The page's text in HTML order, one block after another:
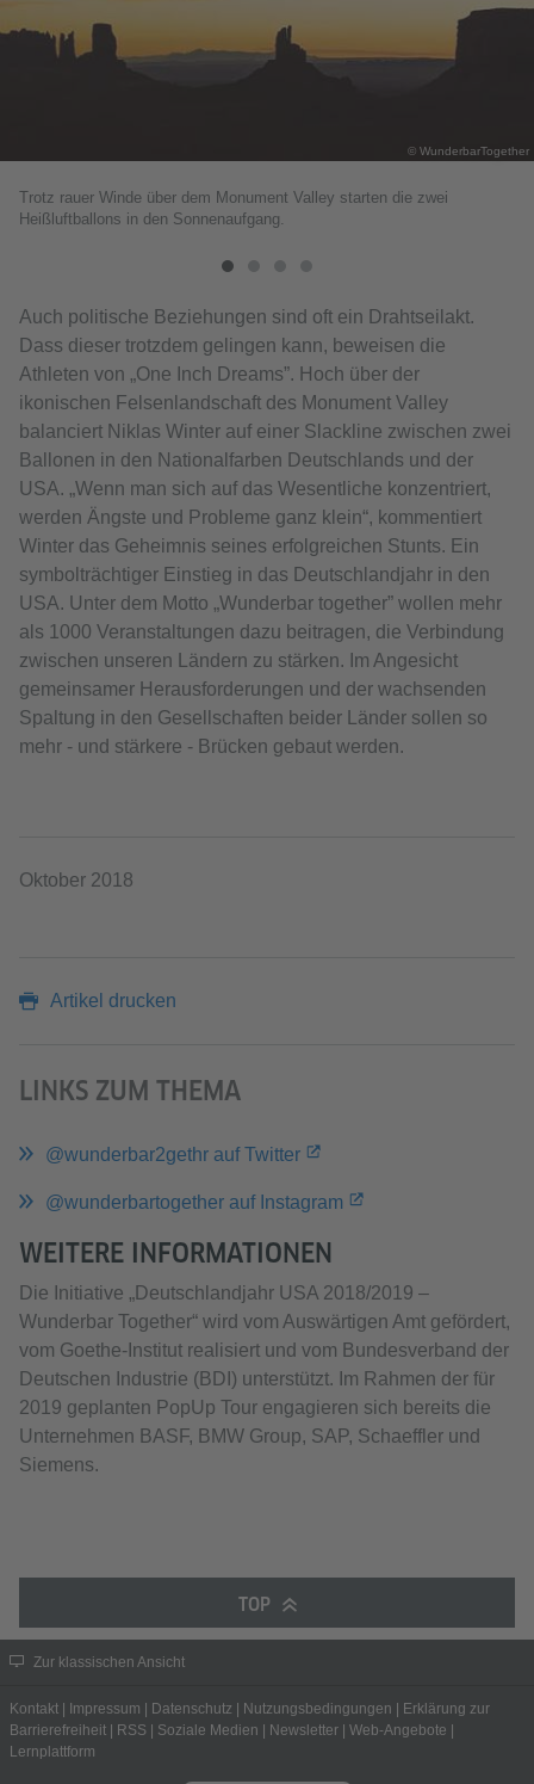
© WunderbarTogether
Trotz rauer Winde über dem Monument Valley starten die zwei
Heißluftballons in den Sonnenaufgang.
Auch politische Beziehungen sind oft ein Drahtseilakt.
Dass dieser trotzdem gelingen kann, beweisen die
Athleten von „One Inch Dreams”. Hoch über der
ikonischen Felsenlandschaft des Monument Valley
balanciert Niklas Winter auf einer Slackline zwischen zwei
Ballonen in den Nationalfarben Deutschlands und der
USA. „Wenn man sich auf das Wesentliche konzentriert,
werden Ängste und Probleme ganz klein“, kommentiert
Winter das Geheimnis seines erfolgreichen Stunts. Ein
symbolträchtiger Einstieg in das Deutschlandjahr in den
USA. Unter dem Motto „Wunderbar together” wollen mehr
als 1000 Veranstaltungen dazu beitragen, die Verbindung
zwischen unseren Ländern zu stärken. Im Angesicht
gemeinsamer Herausforderungen und der wachsenden
Spaltung in den Gesellschaften beider Länder sollen so
mehr - und stärkere - Brücken gebaut werden.
Oktober 2018
Artikel drucken
LINKS ZUM THEMA
@wunderbar2gethr auf Twitter
@wunderbartogether auf Instagram
WEITERE INFORMATIONEN
Die Initiative „Deutschlandjahr USA 2018/2019 –
Wunderbar Together“ wird vom Auswärtigen Amt gefördert,
vom Goethe-Institut realisiert und vom Bundesverband der
Deutschen Industrie (BDI) unterstützt. Im Rahmen der für
2019 geplanten PopUp Tour engagieren sich bereits die
Unternehmen BASF, BMW Group, SAP, Schaeffler und
Siemens.
TOP
Zur klassischen Ansicht
Kontakt Impressum Datenschutz Nutzungsbedingungen
Erklärung zur
Barrierefreiheit
RSS Soziale Medien Newsletter Web-Angebote
Lernplattform